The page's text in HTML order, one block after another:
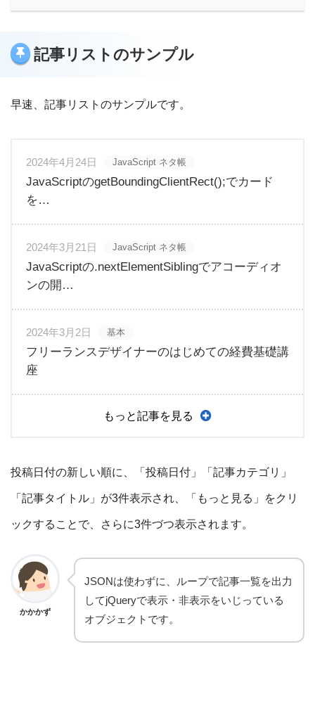
記事リストのサンプル
早速、記事リストのサンプルです。
2024年4月24日 JavaScript ネタ帳
JavaScriptのgetBoundingClientRect();でカード
を…
2024年3月21日 JavaScript ネタ帳
JavaScriptの.nextElementSiblingでアコーディオ
ンの開…
2024年3月2日 基本
フリーランスデザイナーのはじめての経費基礎講
座
もっと記事を見る
投稿日付の新しい順に、「投稿日付」「記事カテゴリ」
「記事タイトル」が3件表示され、「もっと見る」をクリ
ックすることで、さらに3件づつ表示されます。
かかかず
JSONは使わずに、ループで記事一覧を出力
してjQueryで表示・非表示をいじっている
オブジェクトです。